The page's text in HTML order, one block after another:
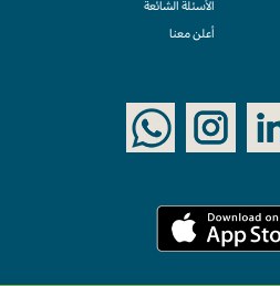
الأسئلة الشائعة
أعلن معنا